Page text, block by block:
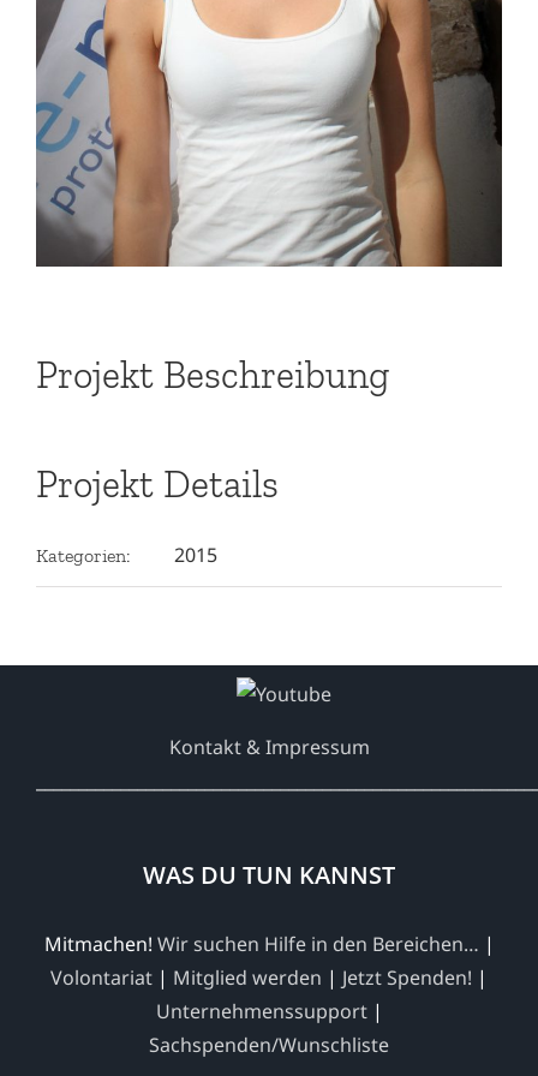
Projekt Beschreibung
Projekt Details
Kategorien: 2015
Kontakt & Impressum
WAS DU TUN KANNST
Mitmachen! Wir suchen Hilfe in den Bereichen… |
Volontariat | Mitglied werden | Jetzt Spenden! |
Unternehmenssupport|
Sachspenden/Wunschliste